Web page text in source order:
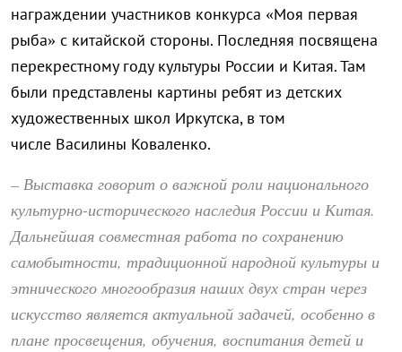
награждении участников конкурса «Моя первая
рыба» с китайской стороны. Последняя посвящена
перекрестному году культуры России и Китая. Там
были представлены картины ребят из детских
художественных школ Иркутска, в том
числе Василины Коваленко.
– Выставка говорит о важной роли национального
культурно-исторического наследия России и Китая.
Дальнейшая совместная работа по сохранению
самобытности, традиционной народной культуры и
этнического многообразия наших двух стран через
искусство является актуальной задачей, особенно в
плане просвещения, обучения, воспитания детей и